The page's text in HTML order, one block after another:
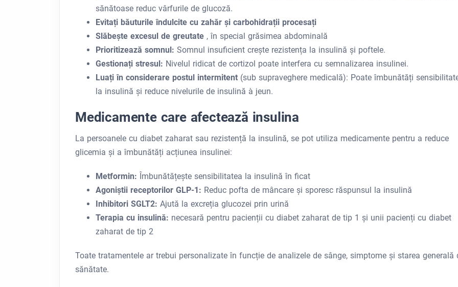
sănătoase reduc vârfurile de glucoză.
Evitați băuturile îndulcite cu zahăr și carbohidrații procesați
Slăbește excesul de greutate , în special grăsimea abdominală
Prioritizează somnul: Somnul insuficient crește rezistența la insulină și poftele.
Gestionați stresul: Nivelul ridicat de cortizol poate interfera cu semnalizarea insulinei.
Luați în considerare postul intermitent (sub supraveghere medicală): Poate îmbunătăți
la insulină și reduce nivelurile de insulină à jeun.
Medicamente care afectează insulina
La persoanele cu diabet zaharat sau rezistență la insulină, se pot utiliza medicamente pentru a reduce
glicemia și a îmbunătăți acțiunea insulinei:
Metformin: Îmbunătățește sensibilitatea la insulină în ficat
Agoniștii receptorilor GLP-1: Reduc pofta de mâncare și sporesc răspunsul la insulină
Inhibitori SGLT2: Ajută la excreția glucozei prin urină
Terapia cu insulină: necesară pentru pacienții cu diabet zaharat de tip 1 și unii pacienți cu diabet
zaharat de tip 2
Toate tratamentele ar trebui personalizate în funcție de analizele de sânge, simptome și starea generală
sănătate.